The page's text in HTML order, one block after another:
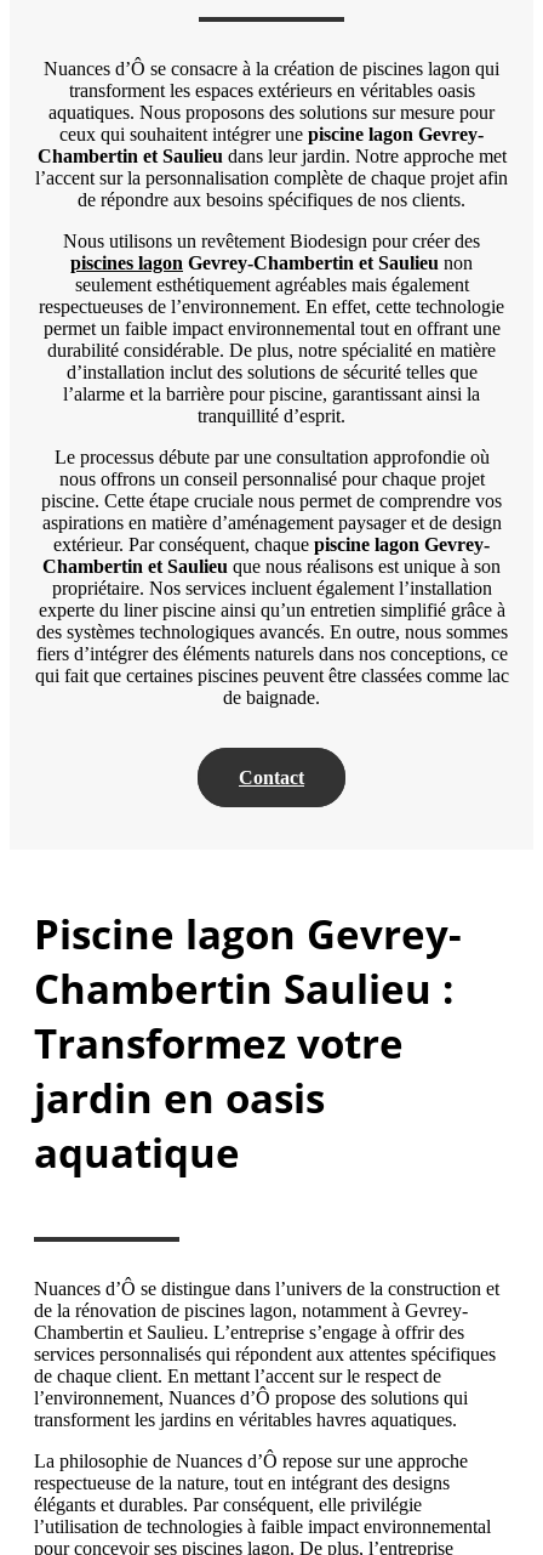
Nuances d’Ô se consacre à la création de piscines lagon qui
transforment les espaces extérieurs en véritables oasis
aquatiques. Nous proposons des solutions sur mesure pour
ceux qui souhaitent intégrer une piscine lagon Gevrey-
Chambertin etSaulieu dans leur jardin. Notre approche met
l’accent sur la personnalisation complète de chaque projet afin
de répondre aux besoins spécifiques de nos clients.
Nous utilisons un revêtement Biodesign pour créer des
piscines lagon Gevrey-Chambertin et Saulieu non
seulement esthétiquement agréables mais également
respectueuses de l’environnement. En effet, cette technologie
permet un faible impact environnemental tout en offrant une
durabilité considérable. De plus, notre spécialité en matière
d’installation inclut des solutions de sécurité telles que
l’alarme et la barrière pour piscine, garantissant ainsi la
tranquillité d’esprit.
Le processus débute par une consultation approfondie où
nous offrons un conseil personnalisé pour chaque projet
piscine. Cette étape cruciale nous permet de comprendre vos
aspirations en matière d’aménagement paysager et de design
extérieur. Par conséquent, chaque piscine lagon Gevrey-
Chambertin et Saulieu que nous réalisons est unique à son
propriétaire. Nos services incluent également l’installation
experte du liner piscine ainsi qu’un entretien simplifié grâce à
des systèmes technologiques avancés. En outre, nous sommes
fiers d’intégrer des éléments naturels dans nos conceptions, ce
qui fait que certaines piscines peuvent être classées comme lac
de baignade.
Contact
Piscine lagon Gevrey-
Chambertin Saulieu :
Transformez votre
jardin en oasis
aquatique
Nuances d’Ô se distingue dans l’univers de la construction et
de la rénovation de piscines lagon, notamment à Gevrey-
Chambertin et Saulieu. L’entreprise s’engage à offrir des
services personnalisés qui répondent aux attentes spécifiques
de chaque client. En mettant l’accent sur le respect de
l’environnement, Nuances d’Ô propose des solutions qui
transforment les jardins en véritables havres aquatiques.
La philosophie de Nuances d’Ô repose sur une approche
respectueuse de la nature, tout en intégrant des designs
élégants et durables. Par conséquent, elle privilégie
l’utilisation de technologies à faible impact environnemental
pour concevoir ses piscines lagon. De plus, l’entreprise